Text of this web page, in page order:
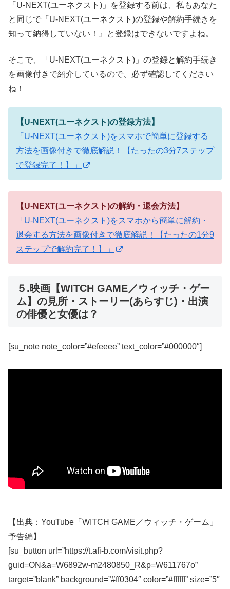
「U-NEXT(ユーネクスト)」を登録する前は、私もあなた
と同じで『U-NEXT(ユーネクスト)の登録や解約手続きを
知って納得していない！』と登録はできないですよね。
そこで、「U-NEXT(ユーネクスト)」の登録と解約手続き
を画像付きで紹介しているので、必ず確認してください
ね！
【U-NEXT(ユーネクスト)の登録方法】
「U-NEXT(ユーネクスト)をスマホで簡単に登録する
方法を画像付きで徹底解説！【たったの3分7ステップ
で登録完了！】」
【U-NEXT(ユーネクスト)の解約・退会方法】
「U-NEXT(ユーネクスト)をスマホから簡単に解約・
退会する方法を画像付きで徹底解説！【たったの1分9
ステップで解約完了！】」
５.映画【WITCH GAME／ウィッチ・ゲー
ム】の見所・ストーリー(あらすじ)・出演
の俳優と女優は？
[su_note note_color=”#efeeee” text_color=”#000000″]
【出典：YouTube「WITCH GAME／ウィッチ・ゲーム」
予告編】
[su_button url=”https://t.afi-b.com/visit.php?
guid=ON&a=W6892w-m2480850_R&p=W611767o”
target=”blank” background=”#ff0304″ color=”#ffffff” size=”5″